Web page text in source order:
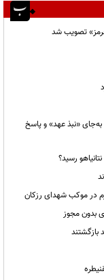
تصویب شد
«نبذ عهد» و پاسخ
رسید؟
بدون مجوز